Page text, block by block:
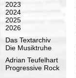
2023
2024
2025
2026
Das Textarchiv
Die Musiktruhe
Adrian Teufelhart
Progressive Rock